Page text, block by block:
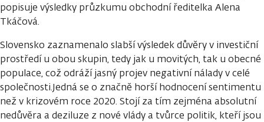
popisuje výsledky průzkumu obchodní ředitelka Alena
Tkáčová.
Slovensko zaznamenalo slabší výsledek důvěry v investiční
prostředí u obou skupin, tedy jak u movitých, tak u obecné
populace, což odráží jasný projev negativní nálady v celé
společnosti.Jedná se o značně horší hodnocení sentimentu
než v krizovém roce 2020. Stojí za tím zejména absolutní
nedůvěra a deziluze z nové vlády a tvůrce politik, kteří jsou